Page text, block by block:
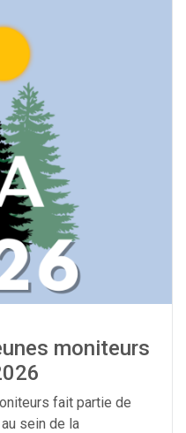
moniteurs
fait partie de
sein de la